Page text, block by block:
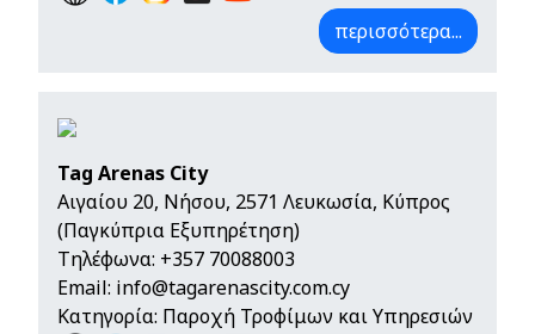
περισσότερα...
Tag Arenas City
Αιγαίου 20, Νήσου, 2571 Λευκωσία, Κύπρος
(Παγκύπρια Εξυπηρέτηση)
Τηλέφωνα: +357 70088003
Email: info@tagarenascity.com.cy
Κατηγορία: Παροχή Τροφίμων και Υπηρεσιών